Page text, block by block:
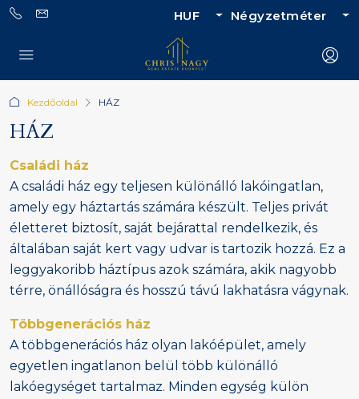
HUF Négyzetméter
Kezdőoldal HÁZ
HÁZ
Családi ház
A családi ház egy teljesen különálló lakóingatlan,
amely egy háztartás számára készült. Teljes privát
életteret biztosít, saját bejárattal rendelkezik, és
általában saját kert vagy udvar is tartozik hozzá. Ez a
leggyakoribb háztípus azok számára, akik nagyobb
térre, önállóságra és hosszú távú lakhatásra vágynak.
Többgenerációs ház
A többgenerációs ház olyan lakóépület, amely
egyetlen ingatlanon belül több különálló
lakóegységet tartalmaz. Minden egység külön